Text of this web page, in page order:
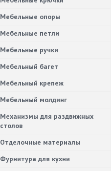
Мебельные опоры
Мебельные петли
Мебельные ручки
Мебельный багет
Мебельный крепеж
Мебельный молдинг
Механизмы для раздвижных
столов
Отделочные материалы
Фурнитура для кухни